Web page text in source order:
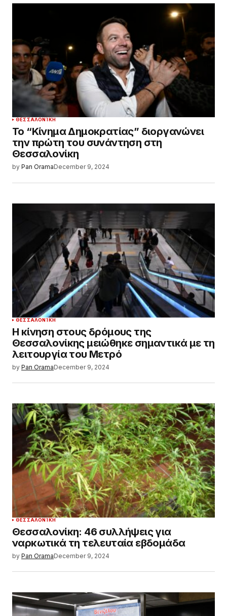
ΘΕΣΣΑΛΟΝΊΚΗ
Το “Κίνημα Δημοκρατίας” διοργανώνει
την πρώτη του συνάντηση στη
Θεσσαλονίκη
by Pan OramaDecember 9, 2024
ΘΕΣΣΑΛΟΝΊΚΗ
Η κίνηση στους δρόμους της
Θεσσαλονίκης μειώθηκε σημαντικά με τη
λειτουργία του Μετρό
by Pan OramaDecember 9, 2024
ΘΕΣΣΑΛΟΝΊΚΗ
Θεσσαλονίκη: 46 συλλήψεις για
ναρκωτικά τη τελευταία εβδομάδα
by Pan OramaDecember 9, 2024